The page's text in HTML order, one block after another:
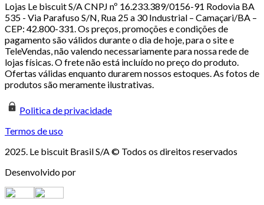
Lojas Le biscuit S/A CNPJ nº 16.233.389/0156-91 Rodovia BA
535 - Via Parafuso S/N, Rua 25 a 30 Industrial – Camaçari/BA –
CEP: 42.800-331. Os preços, promoções e condições de
pagamento são válidos durante o dia de hoje, para o site e
TeleVendas, não valendo necessariamente para nossa rede de
lojas físicas. O frete não está incluído no preço do produto.
Ofertas válidas enquanto durarem nossos estoques. As fotos de
produtos são meramente ilustrativas.
Politica de privacidade
Termos de uso
2025. Le biscuit Brasil S/A © Todos os direitos reservados
Desenvolvido por